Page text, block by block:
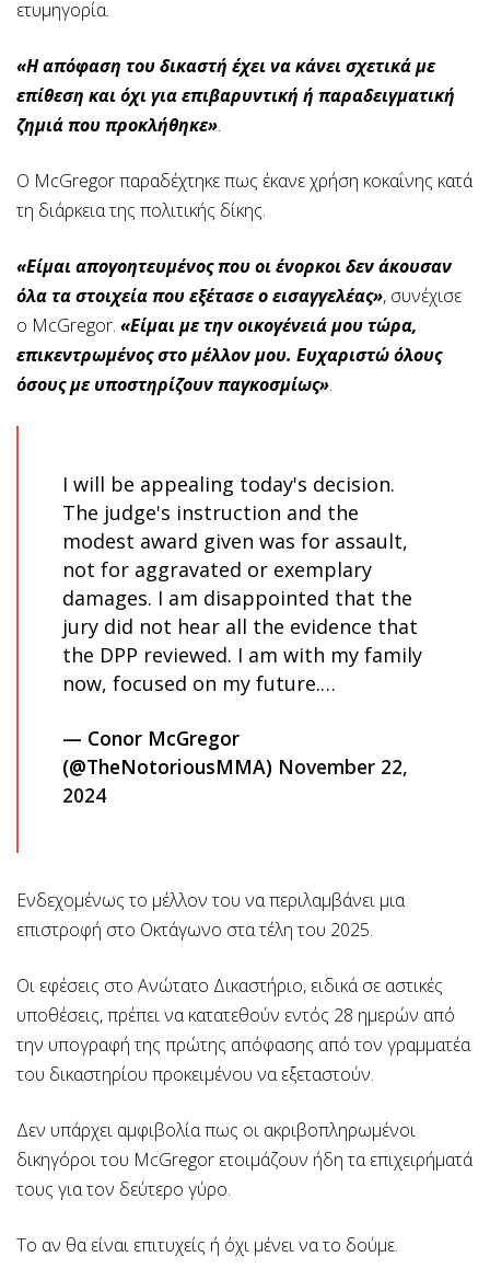
ετυμηγορία.
«Η απόφαση του δικαστή έχει να κάνει σχετικά με
επίθεση και όχι για επιβαρυντική ή παραδειγματική
ζημιά που προκλήθηκε».
Ο McGregor παραδέχτηκε πως έκανε χρήση κοκαΐνης κατά
τη διάρκεια της πολιτικής δίκης.
«Είμαι απογοητευμένος που οι ένορκοι δεν άκουσαν
όλα τα στοιχεία που εξέτασε ο εισαγγελέας», συνέχισε
ο McGregor. «Είμαι με την οικογένειά μου τώρα,
επικεντρωμένος στο μέλλον μου. Ευχαριστώ όλους
όσους με υποστηρίζουν παγκοσμίως».
I will be appealing today's decision.
The judge's instruction and the
modest award given was for assault,
not for aggravated or exemplary
damages. I am disappointed that the
jury did not hear all the evidence that
the DPP reviewed. I am with my family
now, focused on my future.…
— Conor McGregor
(@TheNotoriousMMA) November 22,
2024
Ενδεχομένως το μέλλον του να περιλαμβάνει μια
επιστροφή στο Οκτάγωνο στα τέλη του 2025.
Οι εφέσεις στο Ανώτατο Δικαστήριο, ειδικά σε αστικές
υποθέσεις, πρέπει να κατατεθούν εντός 28 ημερών από
την υπογραφή της πρώτης απόφασης από τον γραμματέα
του δικαστηρίου προκειμένου να εξεταστούν.
Δεν υπάρχει αμφιβολία πως οι ακριβοπληρωμένοι
δικηγόροι του McGregor ετοιμάζουν ήδη τα επιχειρήματά
τους για τον δεύτερο γύρο.
Το αν θα είναι επιτυχείς ή όχι μένει να το δούμε.